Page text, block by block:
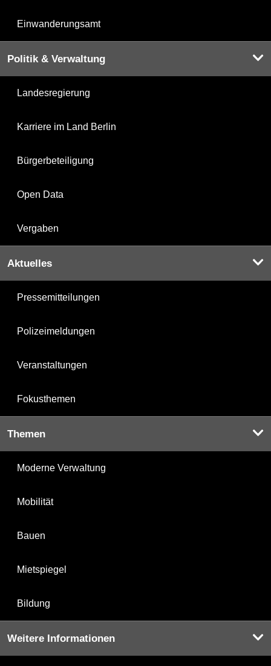
Einwanderungsamt
Politik & Verwaltung
Landesregierung
Karriere im Land Berlin
Bürgerbeteiligung
Open Data
Vergaben
Aktuelles
Pressemitteilungen
Polizeimeldungen
Veranstaltungen
Fokusthemen
Themen
Moderne Verwaltung
Mobilität
Bauen
Mietspiegel
Bildung
Weitere Informationen